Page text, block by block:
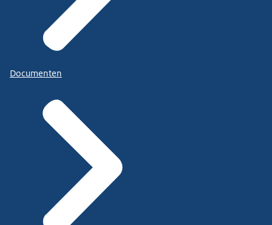
Documenten